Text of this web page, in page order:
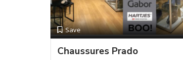
Save
Chaussures Prado